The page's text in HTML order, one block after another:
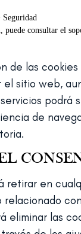
Seguridad
puede consultar el
de las
el sitio web,
podrá
de
retirar en
relacionado
eliminar las